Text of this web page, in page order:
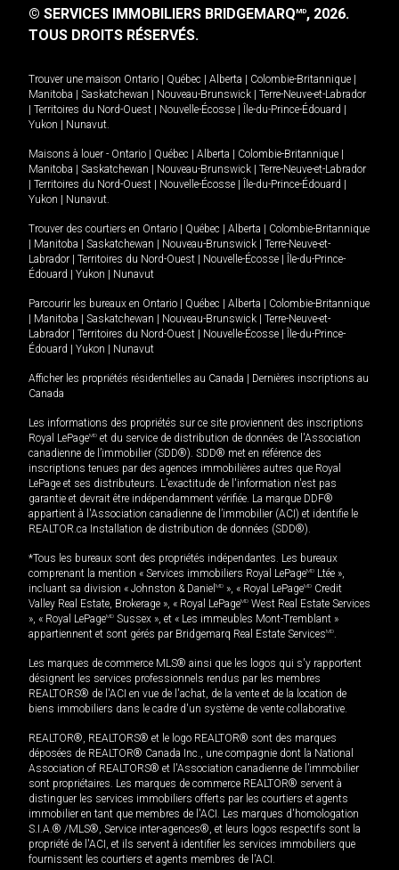
© SERVICES IMMOBILIERS BRIDGEMARQMD, 2026.
TOUS DROITS RÉSERVÉS.
Trouver une maison Ontario Québec Alberta Colombie-Britannique
Manitoba
Saskatchewan Nouveau-Brunswick
Terre-Neuve-et-Labrador
Territoires du Nord-Ouest Nouvelle-Écosse Île-du-Prince-Édouard
Yukon
Nunavut.
Maisons à louer - Ontario Québec Alberta Colombie-Britannique
Manitoba
Saskatchewan Nouveau-Brunswick
Terre-Neuve-et-Labrador
Territoires du Nord-Ouest Nouvelle-Écosse Île-du-Prince-Édouard
Yukon
Nunavut.
Trouver des courtiers en Ontario Québec Alberta
Colombie-Britannique
Manitoba Saskatchewan Nouveau-Brunswick
Terre-Neuve-et-
Labrador
Territoires du Nord-Ouest Nouvelle-Écosse
Île-du-Prince-
Édouard
Yukon Nunavut
Parcourir les bureaux en Ontario Québec Alberta
Colombie-Britannique
Manitoba Saskatchewan Nouveau-Brunswick
Terre-Neuve-et-
Labrador
Territoires du Nord-Ouest Nouvelle-Écosse
Île-du-Prince-
Édouard
Yukon Nunavut
Afficher les propriétés résidentielles au Canada
Dernières inscriptions au
Canada
Les informations des propriétés sur ce site proviennent des inscriptions
Royal LePageMD et du service de distribution de données de l'Association
canadienne de l’immobilier (SDD®). SDD® met en référence des
inscriptions tenues par des agences immobilières autres que Royal
LePage et ses distributeurs. L'exactitude de l'information n'est pas
garantie et devrait être indépendamment vérifiée. La marque DDF®
appartient à l'Association canadienne de l’immobilier (ACI) et identifie le
REALTOR.ca Installation de distribution de données (SDD®).
*Tous les bureaux sont des propriétés indépendantes. Les bureaux
comprenant la mention « Services immobiliers Royal LePageMD Ltée »,
incluant sa division « Johnston & Daniel MD », « Royal LePageMD Credit
Valley Real Estate, Brokerage », « Royal LePageMD West Real Estate Services
», « Royal LePageMD Sussex », et « Les immeubles Mont-Tremblant »
appartiennent et sont gérés par Bridgemarq Real Estate ServicesMD.
Les marques de commerce MLS® ainsi que les logos qui s'y rapportent
désignent les services professionnels rendus par les membres
REALTORS® de l'ACI en vue de l'achat, de la vente et de la location de
biens immobiliers dans le cadre d'un système de vente collaborative.
REALTOR®, REALTORS® et le logo REALTOR® sont des marques
déposées de REALTOR® Canada Inc., une compagnie dont la National
Association of REALTORS® et l'Association canadienne de l’immobilier
sont propriétaires. Les marques de commerce REALTOR® servent à
distinguer les services immobiliers offerts par les courtiers et agents
immobilier en tant que membres de l'ACI. Les marques d'homologation
S.I.A.® /MLS®, Service inter-agences®, et leurs logos respectifs sont la
propriété de l'ACI, et ils servent à identifier les services immobiliers que
fournissent les courtiers et agents membres de l'ACI.